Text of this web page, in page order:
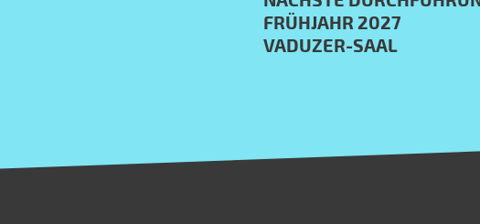
FRÜHJAHR 2027
VADUZER-SAAL